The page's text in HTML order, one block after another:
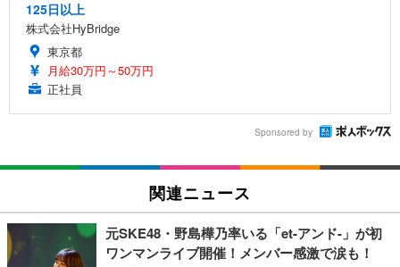
125日以上
株式会社HyBridge
東京都
月給30万円～50万円
正社員
Sponsored by
関連ニュース
元SKE48・野島樺乃率いる「et-アンド-」が初
ワンマンライブ開催！メンバー感激で涙も！